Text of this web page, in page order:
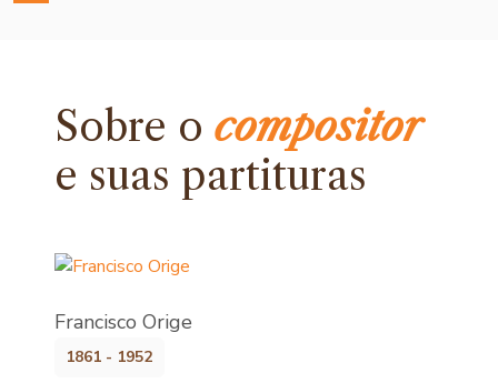
Sobre ocompositor
e suas partituras
Francisco Orige
1861 - 1952